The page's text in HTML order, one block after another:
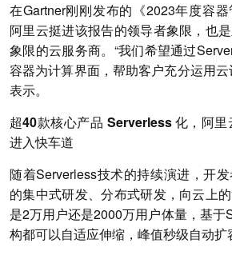
在Gartner刚刚发布的《2023年度容器
阿里云挺进该报告的领导者象限，也
象限的云服务商。“我们希望通过
容器为计算界面，帮助客户充分运用云
表示。
超40款核心产品 Serverless 化，阿
进入快车道
随着Serverless技术的持续演进，开
的集中式研发、分布式研发，向云上
是2万用户还是2000万用户体量，基于
构都可以自适应伸缩，峰值秒级自动扩